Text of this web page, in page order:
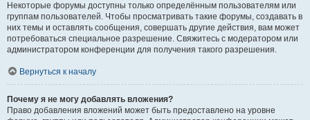
Некоторые форумы доступны только определённым пользователям или
группам пользователей. Чтобы просматривать такие форумы, создавать в
них темы и оставлять сообщения, совершать другие действия, вам может
потребоваться специальное разрешение. Свяжитесь с модератором или
администратором конференции для получения такого разрешения.
Вернуться к началу
Почему я не могу добавлять вложения?
Право добавления вложений может быть предоставлено на уровне